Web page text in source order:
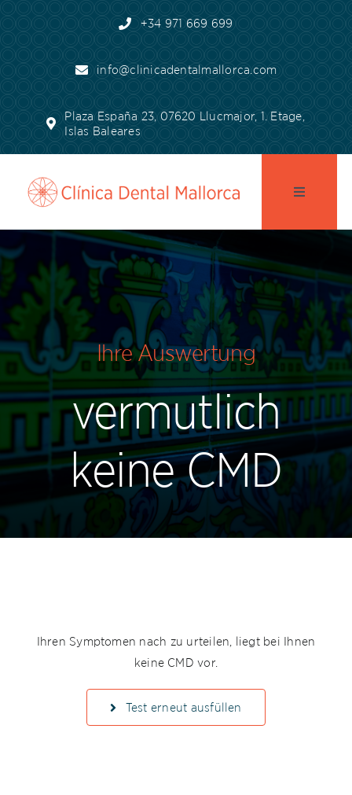
Skip
to
content
+34 971 669 699
info@clinicadentalmallorca.com
Plaza España 23, 07620 Llucmajor, 1. Etage,
Islas Baleares
Toggle
Startseite
Praxis
Leistungen
CMD Selbsttest
Kontakt
Ihre Auswertung
vermutlich
keine CMD
Ihren Symptomen nach zu urteilen, liegt bei Ihnen
keine CMD vor.
Test erneut ausfüllen